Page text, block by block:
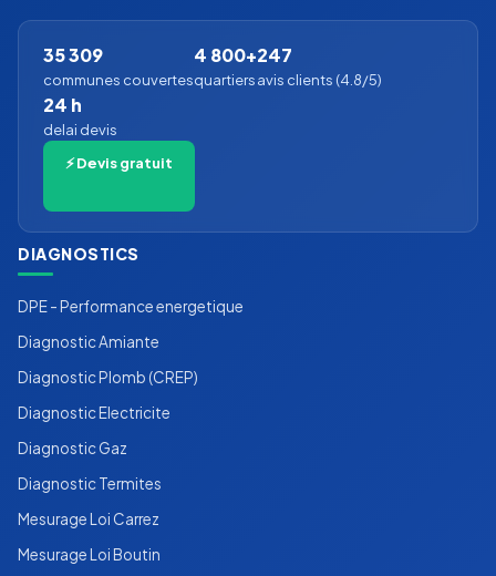
35 309
communes couvertes
4 800+
quartiers
247
avis clients (4.8/5)
24 h
delai devis
⚡ Devis gratuit
DIAGNOSTICS
DPE - Performance energetique
Diagnostic Amiante
Diagnostic Plomb (CREP)
Diagnostic Electricite
Diagnostic Gaz
Diagnostic Termites
Mesurage Loi Carrez
Mesurage Loi Boutin